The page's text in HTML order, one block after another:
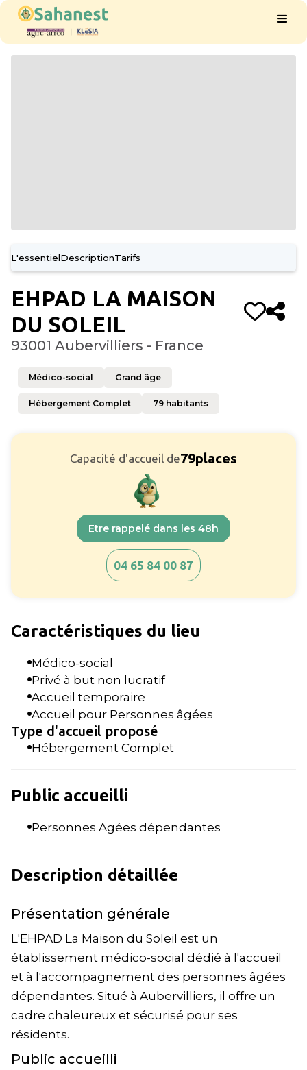
L'essentielDescriptionTarifs
EHPAD LA MAISON
DU SOLEIL
93001 Aubervilliers - France
Médico-social Grand âge
Hébergement Complet 79 habitants
Capacité d'accueil de79places
Etre rappelé dans les 48h
04 65 84 00 87
Caractéristiques du lieu
Médico-social
Privé à but non lucratif
Accueil temporaire
Accueil pour Personnes âgées
Type d'accueil proposé
Hébergement Complet
Public accueilli
Personnes Agées dépendantes
Description détaillée
Présentation générale
L'EHPAD La Maison du Soleil est un
établissement médico-social dédié à l'accueil
et à l'accompagnement des personnes âgées
dépendantes. Situé à Aubervilliers, il offre un
cadre chaleureux et sécurisé pour ses
résidents.
Public accueilli